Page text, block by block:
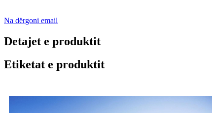
Na dërgoni email
Detajet e produktit
Etiketat e produktit